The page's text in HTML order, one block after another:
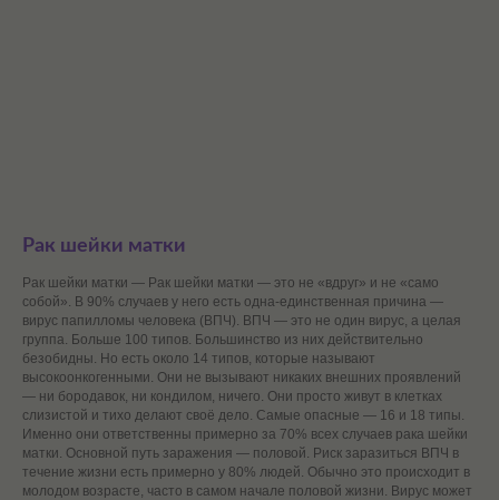
Рак шейки матки
Рак шейки матки — Рак шейки матки — это не «вдруг» и не «само
собой». В 90% случаев у него есть одна-единственная причина —
вирус папилломы человека (ВПЧ). ВПЧ — это не один вирус, а целая
группа. Больше 100 типов. Большинство из них действительно
безобидны. Но есть около 14 типов, которые называют
высокоонкогенными. Они не вызывают никаких внешних проявлений
— ни бородавок, ни кондилом, ничего. Они просто живут в клетках
слизистой и тихо делают своё дело. Самые опасные — 16 и 18 типы.
Именно они ответственны примерно за 70% всех случаев рака шейки
матки. Основной путь заражения — половой. Риск заразиться ВПЧ в
течение жизни есть примерно у 80% людей. Обычно это происходит в
молодом возрасте, часто в самом начале половой жизни. Вирус может